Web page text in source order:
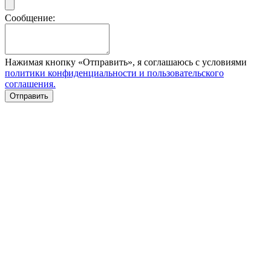
Сообщение:
Нажимая кнопку «Отправить», я соглашаюсь с условиями
политики конфиденциальности и пользовательского
соглашения.
Отправить